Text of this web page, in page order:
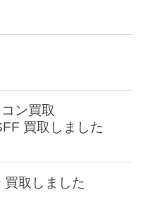
ン買取
買取しました
買取しました